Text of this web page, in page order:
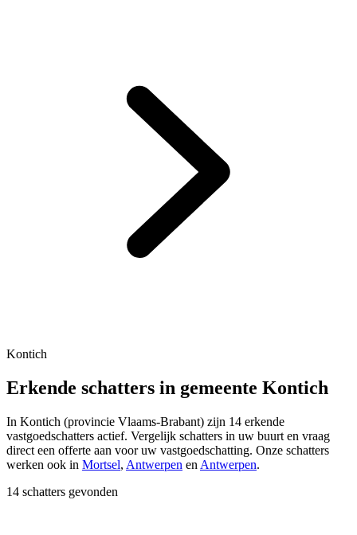
Kontich
Erkende schatters in gemeente Kontich
In Kontich (provincie Vlaams-Brabant) zijn 14 erkende
vastgoedschatters actief. Vergelijk schatters in uw buurt en vraag
direct een offerte aan voor uw vastgoedschatting. Onze schatters
werken ook in Mortsel, Antwerpen en Antwerpen.
14 schatters gevonden